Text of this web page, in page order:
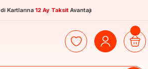
Kartlarına 12 Ay Taksit Avantajı